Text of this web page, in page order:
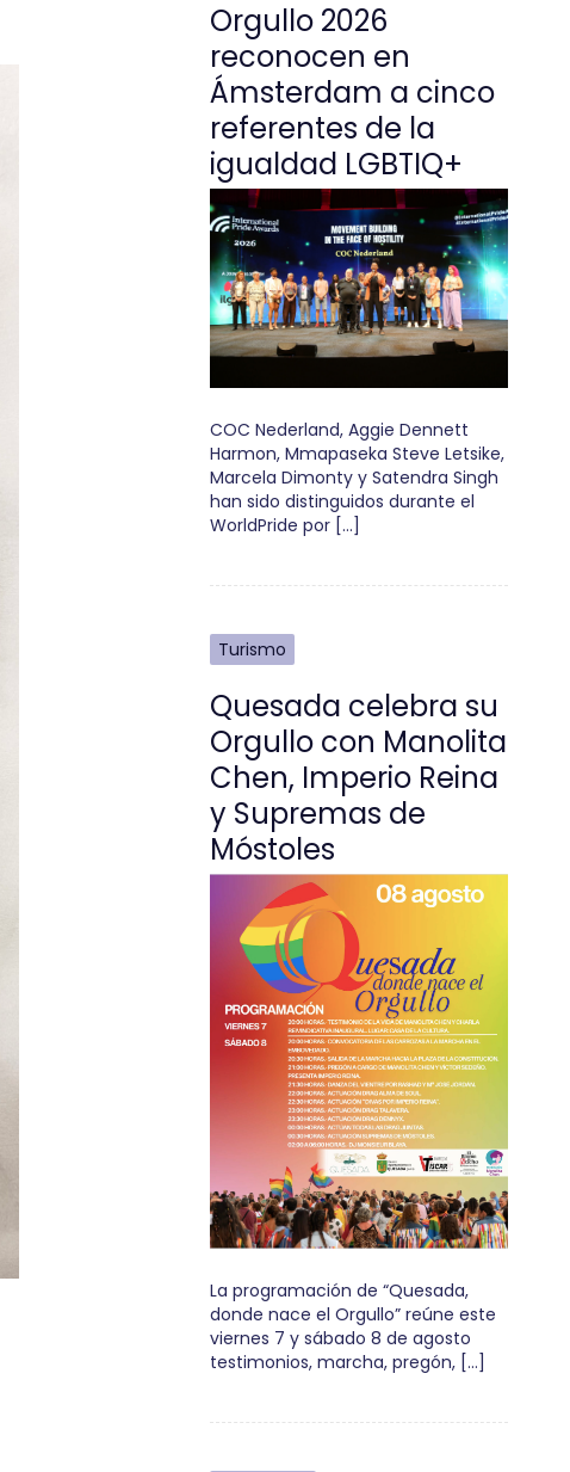
Orgullo 2026
reconocen en
Ámsterdam a cinco
referentes de la
igualdad LGBTIQ+
COC Nederland, Aggie Dennett
Harmon, Mmapaseka Steve Letsike,
Marcela Dimonty y Satendra Singh
han sido distinguidos durante el
WorldPride por […]
Turismo
Quesada celebra su
Orgullo con Manolita
Chen, Imperio Reina
y Supremas de
Móstoles
La programación de “Quesada,
donde nace el Orgullo” reúne este
viernes 7 y sábado 8 de agosto
testimonios, marcha, pregón, […]